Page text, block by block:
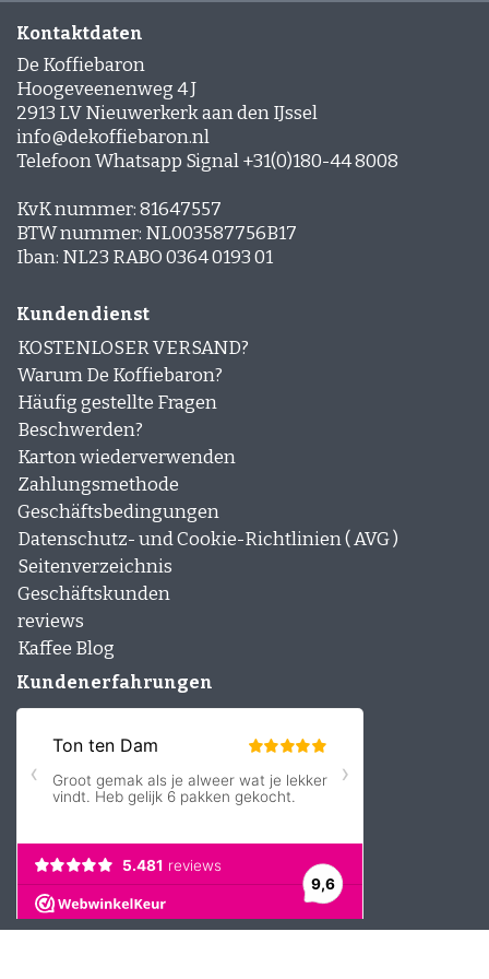
Peppermint Mocha
Lebkuchen Latte
Zimt Latte
Schichtkaffee
Desserts und Gebäck mit Kaffee
Kontaktdaten
De Koffiebaron
Hoogeveenenweg 4 J
2913 LV Nieuwerkerk aan den IJssel
info@dekoffiebaron.nl
Telefoon Whatsapp Signal +31(0)180-44 8008
KvK nummer: 81647557
BTW nummer: NL003587756B17
Iban: NL23 RABO 0364 0193 01
Kundendienst
KOSTENLOSER VERSAND?
Warum De Koffiebaron?
Häufig gestellte Fragen
Beschwerden?
Karton wiederverwenden
Zahlungsmethode
Geschäftsbedingungen
Datenschutz- und Cookie-Richtlinien ( AVG )
Seitenverzeichnis
Geschäftskunden
reviews
Kaffee Blog
Kundenerfahrungen